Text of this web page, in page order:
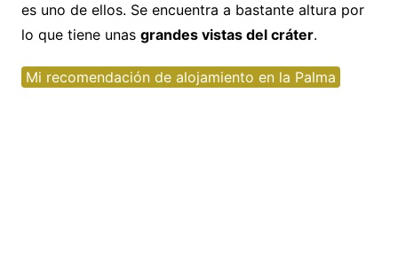
es uno de ellos. Se encuentra a bastante altura por
lo que tiene unas grandes vistas del cráter.
Mi recomendación de alojamiento en la Palma